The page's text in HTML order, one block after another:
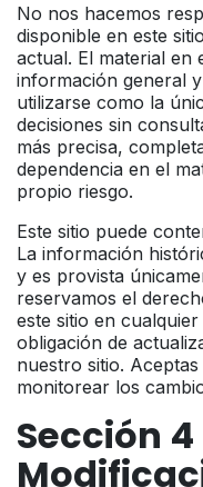
No nos hacemos
disponible en este
actual. El material en
información general
utilizarse como la
decisiones sin
más precisa,
dependencia en el
propio riesgo.
Este sitio puede
La información
y es provista
reservamos el
este sitio en
obligación de
nuestro sitio.
monitorear los
Sección 4